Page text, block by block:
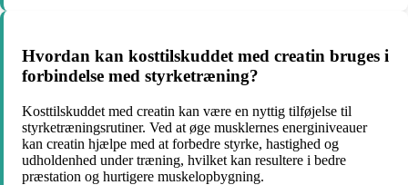
Hvordan kan kosttilskuddet med creatin bruges i
forbindelse med styrketræning?
Kosttilskuddet med creatin kan være en nyttig tilføjelse til
styrketræningsrutiner. Ved at øge musklernes energiniveauer
kan creatin hjælpe med at forbedre styrke, hastighed og
udholdenhed under træning, hvilket kan resultere i bedre
præstation og hurtigere muskelopbygning.